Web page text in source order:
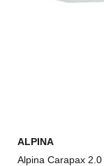
ALPINA
Alpina Carapax